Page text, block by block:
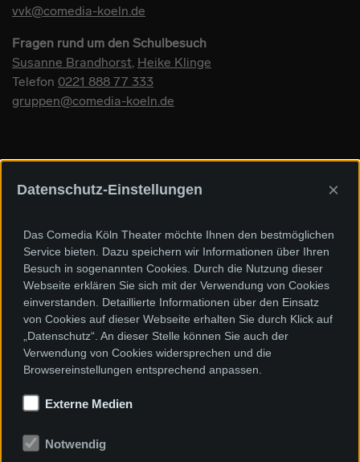
vvk@comedia-koeln.de
Fragen rund um den Schulbesuch
Susanne Brandhorst Heike Klinge
Telefon 0221 888 77 333
gruppen@comedia-koeln.de
Sponsoren und Förderer
Datenschutz-Einstellungen ×
Das Comedia Köln Theater möchte Ihnen den bestmöglichen
Service bieten. Dazu speichern wir Informationen über Ihren
Besuch in sogenannten Cookies. Durch die Nutzung dieser
Webseite erklären Sie sich mit der Verwendung von Cookies
einverstanden. Detaillierte Informationen über den Einsatz
von Cookies auf dieser Webseite erhalten Sie durch Klick auf
„Datenschutz“. An dieser Stelle können Sie auch der
Verwendung von Cookies widersprechen und die
Browsereinstellungen entsprechend anpassen.
Externe Medien
Notwendig